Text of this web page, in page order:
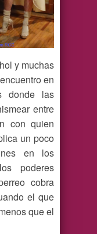
y muchas
en
donde las
entre
con quien
un poco
en los
poderes
cobra
el que
que el